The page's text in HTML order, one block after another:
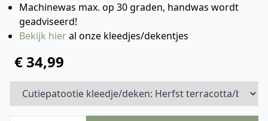
Machinewas max. op 30 graden, handwas wordt
geadviseerd!
Bekijk hieral onze kleedjes/dekentjes
€ 34,99